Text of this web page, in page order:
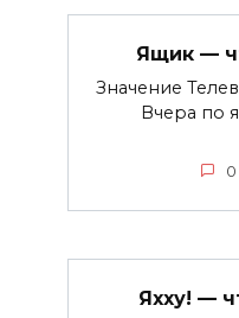
Ящик —
Значение
Вчера по
0
Яхху! —